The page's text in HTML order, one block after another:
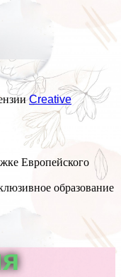
Creative
Европейского
образование